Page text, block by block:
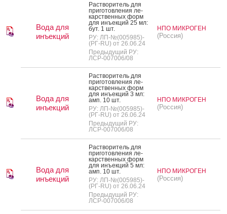
Вода для
инъекций
Рас­тво­ритель для
при­готов­ле­ния ле­
карс­твен­ных форм
для инъ­ек­ций 25 мл:
бут. 1 шт.
РУ: ЛП-№(005985)-
(РГ-RU) от 26.06.24
Предыдущий РУ:
ЛСР-007006/08
НПО МИКРОГЕН
(Россия)
Вода для
инъекций
Рас­тво­ритель для
при­готов­ле­ния ле­
карс­твен­ных форм
для инъ­ек­ций 3 мл:
амп. 10 шт.
РУ: ЛП-№(005985)-
(РГ-RU) от 26.06.24
Предыдущий РУ:
ЛСР-007006/08
НПО МИКРОГЕН
(Россия)
Вода для
инъекций
Рас­тво­ритель для
при­готов­ле­ния ле­
карс­твен­ных форм
для инъ­ек­ций 5 мл:
амп. 10 шт.
РУ: ЛП-№(005985)-
(РГ-RU) от 26.06.24
Предыдущий РУ:
ЛСР-007006/08
НПО МИКРОГЕН
(Россия)